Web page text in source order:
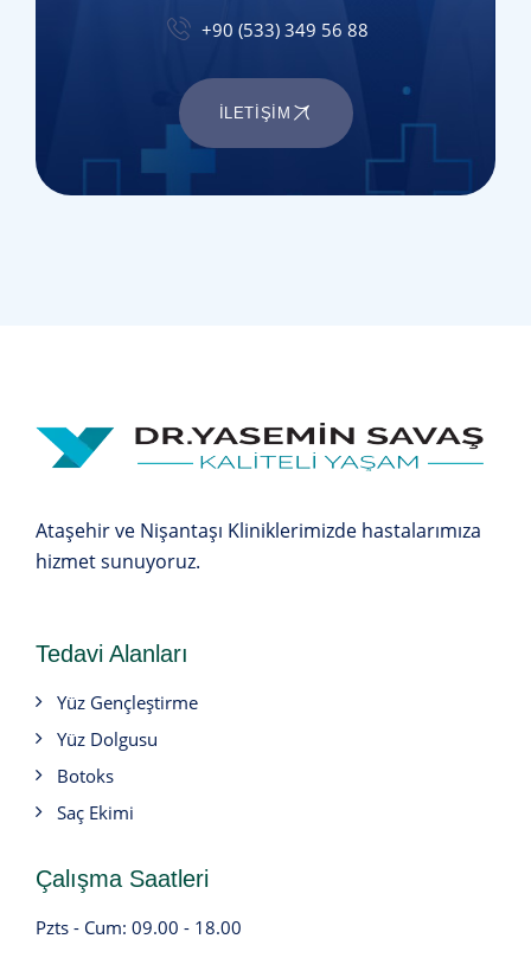
+90 (533) 349 56 88
İLETIŞIM
Ataşehir ve Nişantaşı Kliniklerimizde hastalarımıza
hizmet sunuyoruz.
Tedavi Alanları
Yüz Gençleştirme
Yüz Dolgusu
Botoks
Saç Ekimi
Çalışma Saatleri
Pzts - Cum: 09.00 - 18.00